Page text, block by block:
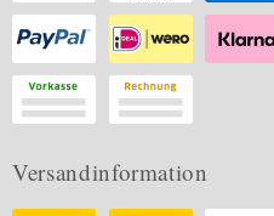
Versandinformation